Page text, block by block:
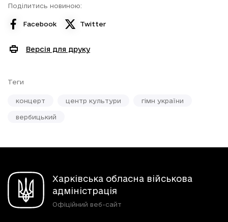
Поділитись новиною:
Facebook Twitter
Версія для друку
Теги
концерт центр культури гімн україни
вербицький
Харківська обласна військова
адміністрація
Офіційний веб-сайт